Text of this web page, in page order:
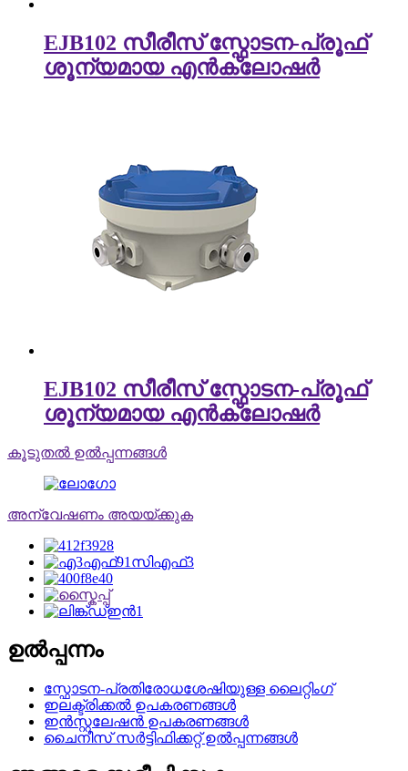
EJB102 സീരീസ് സ്ഫോടന-പ്രൂഫ്
ശൂന്യമായ എൻക്ലോഷർ
EJB102 സീരീസ് സ്ഫോടന-പ്രൂഫ്
ശൂന്യമായ എൻക്ലോഷർ
കൂടുതൽ ഉൽപ്പന്നങ്ങൾ
അന്വേഷണം അയയ്ക്കുക
ഉൽപ്പന്നം
സ്ഫോടന-പ്രതിരോധശേഷിയുള്ള ലൈറ്റിംഗ്
ഇലക്ട്രിക്കൽ ഉപകരണങ്ങൾ
ഇൻസ്റ്റലേഷൻ ഉപകരണങ്ങൾ
ചൈനീസ് സർട്ടിഫിക്കറ്റ് ഉൽപ്പന്നങ്ങൾ